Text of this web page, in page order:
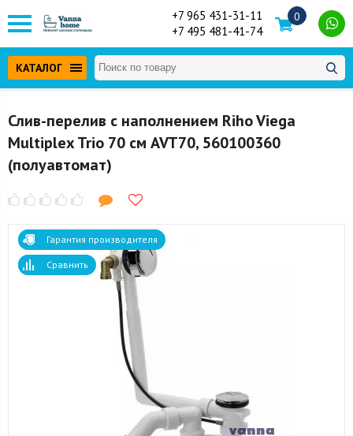
+7 965 431-31-11
+7 495 481-41-74
0
КАТАЛОГ
Слив-перелив с наполнением Riho Viega
Multiplex Trio 70 см AVT70, 560100360
(полуавтомат)
Гарантия производителя
Сравнить